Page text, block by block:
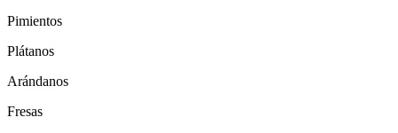
Pimientos
Plátanos
Arándanos
Fresas